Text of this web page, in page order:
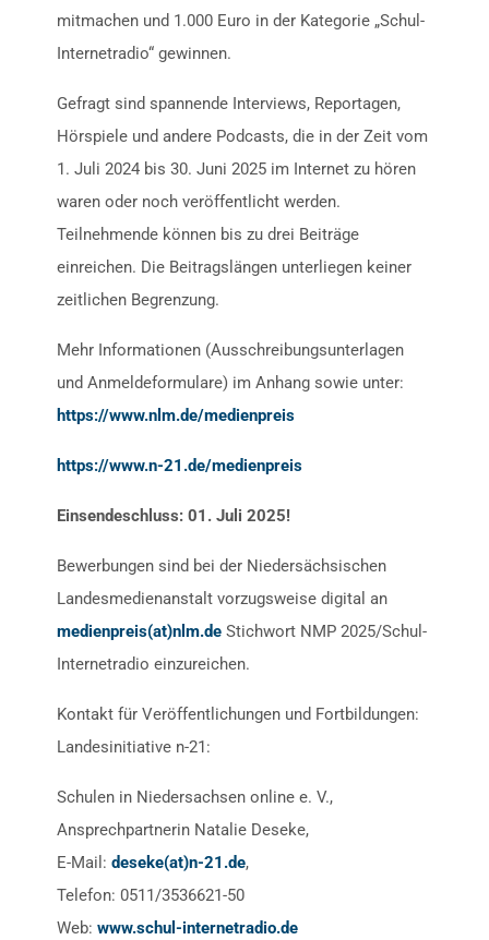
mitmachen und 1.000 Euro in der Kategorie „Schul-
Internetradio“ gewinnen.
Gefragt sind spannende Interviews, Reportagen,
Hörspiele und andere Podcasts, die in der Zeit vom
1. Juli 2024 bis 30. Juni 2025 im Internet zu hören
waren oder noch veröffentlicht werden.
Teilnehmende können bis zu drei Beiträge
einreichen. Die Beitragslängen unterliegen keiner
zeitlichen Begrenzung.
Mehr Informationen (Ausschreibungsunterlagen
und Anmeldeformulare) im Anhang sowie unter:
https://www.nlm.de/medienpreis
https://www.n-21.de/medienpreis
Einsendeschluss: 01. Juli 2025!
Bewerbungen sind bei der Niedersächsischen
Landesmedienanstalt vorzugsweise digital an
medienpreis(at)nlm.de Stichwort NMP 2025/Schul-
Internetradio einzureichen.
Kontakt für Veröffentlichungen und Fortbildungen:
Landesinitiative n-21:
Schulen in Niedersachsen online e. V.,
Ansprechpartnerin Natalie Deseke,
E-Mail:deseke(at)n-21.de,
Telefon: 0511/3536621-50
Web:www.schul-internetradio.de